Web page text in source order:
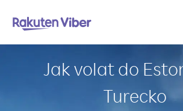
Jak volat do
Turecko